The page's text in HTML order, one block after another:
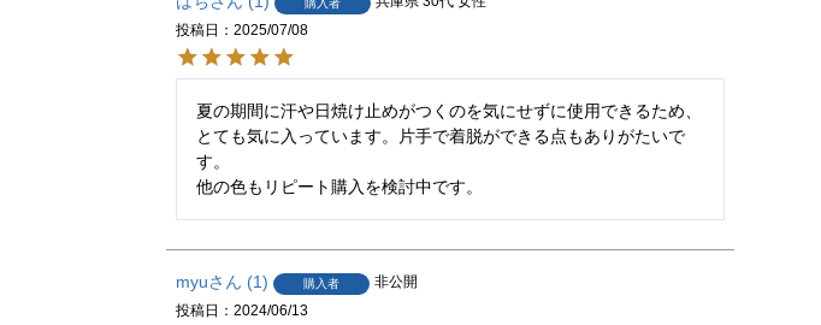
投稿日
2025/07/08
夏の期間に汗や日焼け止めがつくのを気にせずに使用できるため、
とても気に入っています。片手で着脱ができる点もありがたいで
す。
他の色もリピート購入を検討中です。
myu 1 購入者
非公開
投稿日
2024/06/13